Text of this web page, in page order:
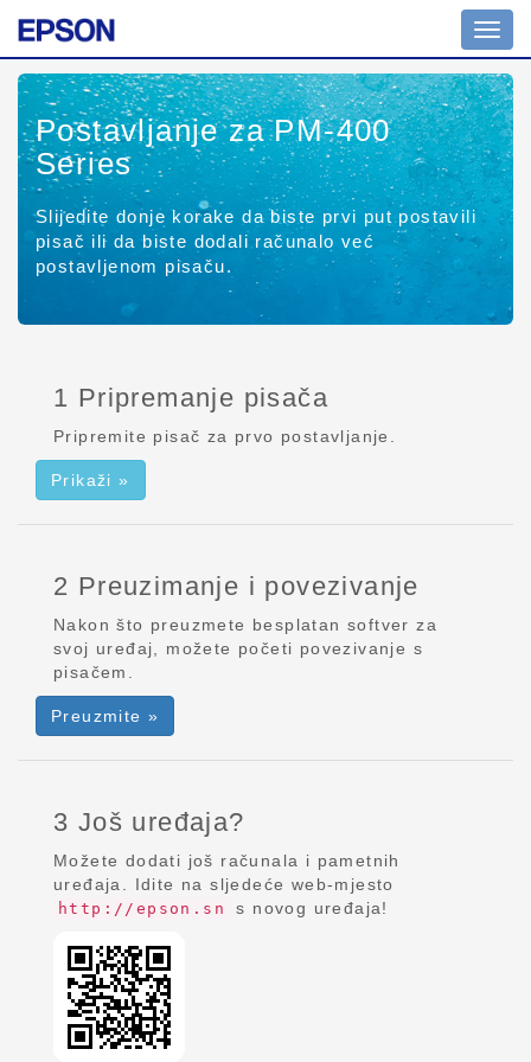
Postavljanje za PM-400
Series
Slijedite donje korake da biste prvi put postavili
pisač ili da biste dodali računalo već
postavljenom pisaču.
1 Pripremanje pisača
Pripremite pisač za prvo postavljanje.
Prikaži »
2 Preuzimanje i povezivanje
Nakon što preuzmete besplatan softver za
svoj uređaj, možete početi povezivanje s
pisačem.
Preuzmite »
3 Još uređaja?
Možete dodati još računala i pametnih
uređaja. Idite na sljedeće web-mjesto
http://epson.sn s novog uređaja!